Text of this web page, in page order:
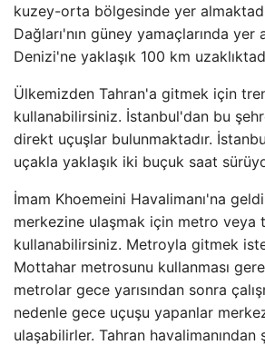
kuzey-orta bölgesinde yer
Dağları'nın güney yamaçlarında yer
Denizi'ne yaklaşık 100 km
Ülkemizden Tahran'a gitmek için
kullanabilirsiniz. İstanbul'dan bu
direkt uçuşlar bulunmaktadır.
uçakla yaklaşık iki buçuk saat
İmam Khoemeini Havalimanı'na
merkezine ulaşmak için metro veya
kullanabilirsiniz. Metroyla gitmek
Mottahar metrosunu kullanması
metrolar gece yarısından sonra
nedenle gece uçuşu yapanlar
ulaşabilirler. Tahran havalimanından